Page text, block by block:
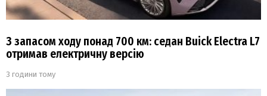
З запасом ходу понад 700 км: седан Buick Electra L7
отримав електричну версію
3 години тому